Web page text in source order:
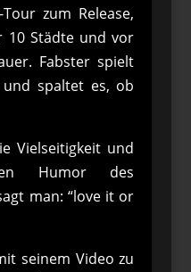
zum Release,
10 Städte und vor
Fabster spielt
spaltet es, ob
Vielseitigkeit und
Humor des
man: “love it or
seinem Video zu